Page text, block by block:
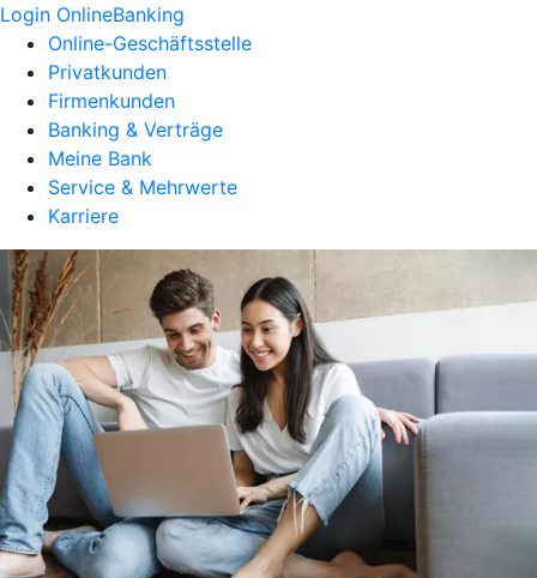
Login OnlineBanking
Online-Geschäftsstelle
Privatkunden
Firmenkunden
Banking & Verträge
Meine Bank
Service & Mehrwerte
Karriere